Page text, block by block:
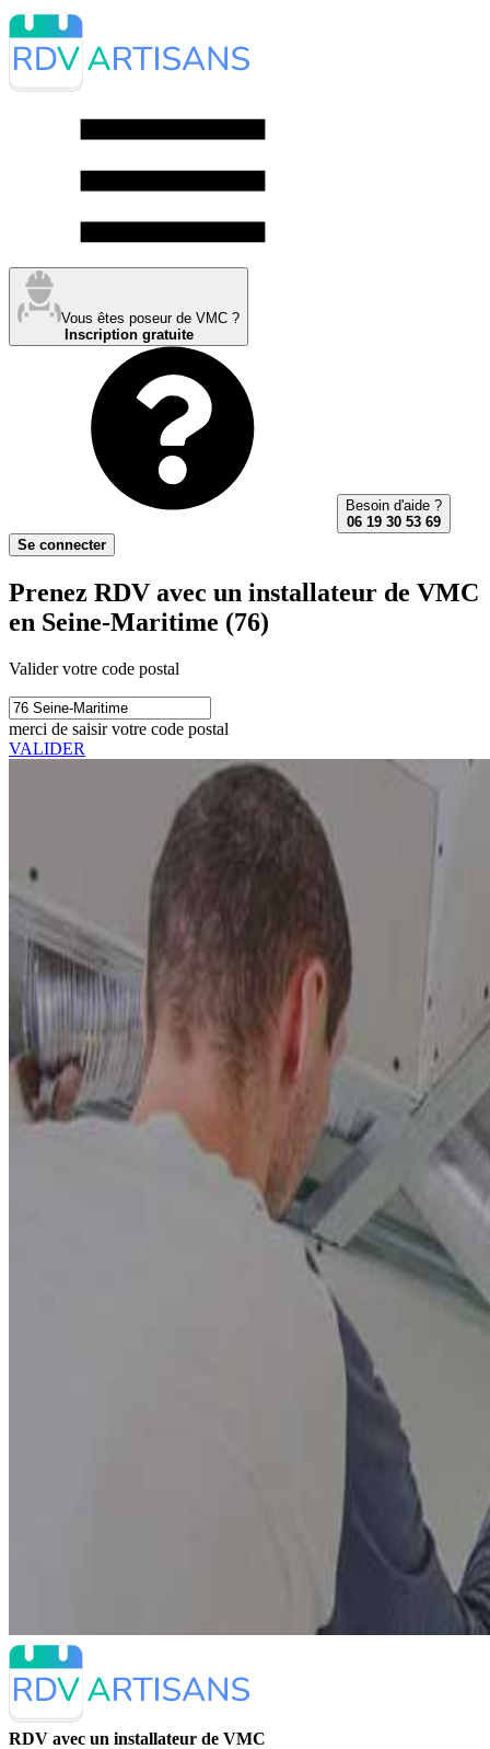
Vous êtes poseur de VMC ?
Inscription gratuite
Besoin d'aide ?
06 19 30 53 69
Se connecter
Prenez RDV avec un installateur de VMC
en Seine-Maritime (76)
Valider votre code postal
merci de saisir votre code postal
VALIDER
RDV avec un installateur de VMC